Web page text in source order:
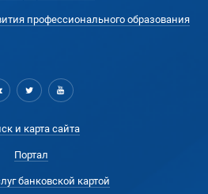
профессионального образования
и карта сайта
Портал
банковской картой